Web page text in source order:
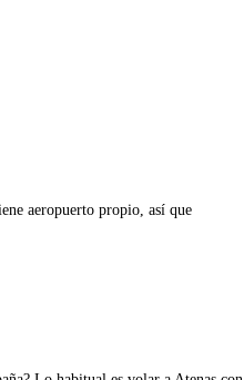
aeropuerto propio, así que